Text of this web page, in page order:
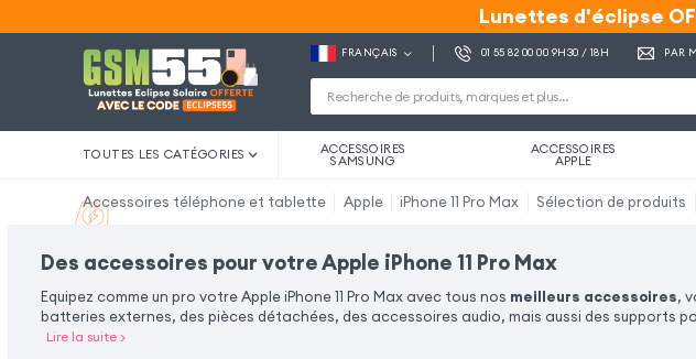
Lunettes d'éclipse
Lunettes d'éclipse
FRANÇAIS 01 55 82 00 00 9H30 / 18H PAR
TOUTES LES CATÉGORIES ACCESSOIRES
SAMSUNG
ACCESSOIRES
APPLE
Accessoires téléphone et tablette Apple iPhone 11 Pro Max Sélection de produits
Des accessoires pour votre Apple iPhone 11 Pro Max
Equipez comme un pro votre Apple iPhone 11 Pro Max avec tous nos meilleurs accessoires,
batteries externes, des pièces détachées, des accessoires audio, mais aussi des supports
Lire la suite>